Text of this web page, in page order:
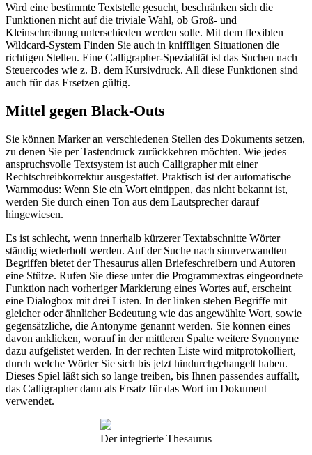
Wird eine bestimmte Textstelle gesucht, beschränken sich die
Funktionen nicht auf die triviale Wahl, ob Groß- und
Kleinschreibung unterschieden werden solle. Mit dem flexiblen
Wildcard-System Finden Sie auch in kniffligen Situationen die
richtigen Stellen. Eine Calligrapher-Spezialität ist das Suchen nach
Steuercodes wie z. B. dem Kursivdruck. All diese Funktionen sind
auch für das Ersetzen gültig.
Mittel gegen Black-Outs
Sie können Marker an verschiedenen Stellen des Dokuments setzen,
zu denen Sie per Tastendruck zurückkehren möchten. Wie jedes
anspruchsvolle Textsystem ist auch Calligrapher mit einer
Rechtschreibkorrektur ausgestattet. Praktisch ist der automatische
Warnmodus: Wenn Sie ein Wort eintippen, das nicht bekannt ist,
werden Sie durch einen Ton aus dem Lautsprecher darauf
hingewiesen.
Es ist schlecht, wenn innerhalb kürzerer Textabschnitte Wörter
ständig wiederholt werden. Auf der Suche nach sinnverwandten
Begriffen bietet der Thesaurus allen Briefeschreibern und Autoren
eine Stütze. Rufen Sie diese unter die Programmextras eingeordnete
Funktion nach vorheriger Markierung eines Wortes auf, erscheint
eine Dialogbox mit drei Listen. In der linken stehen Begriffe mit
gleicher oder ähnlicher Bedeutung wie das angewählte Wort, sowie
gegensätzliche, die Antonyme genannt werden. Sie können eines
davon anklicken, worauf in der mittleren Spalte weitere Synonyme
dazu aufgelistet werden. In der rechten Liste wird mitprotokolliert,
durch welche Wörter Sie sich bis jetzt hindurchgehangelt haben.
Dieses Spiel läßt sich so lange treiben, bis Ihnen passendes auffallt,
das Calligrapher dann als Ersatz für das Wort im Dokument
verwendet.
Der integrierte Thesaurus